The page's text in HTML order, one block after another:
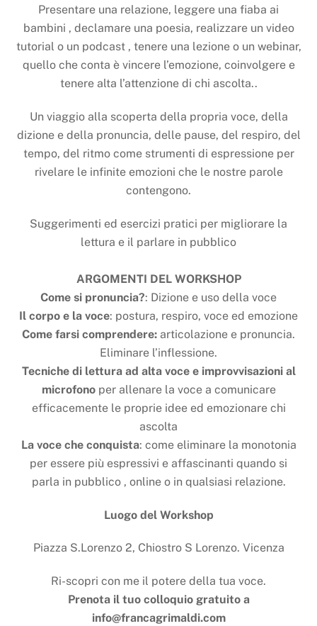
Presentare una relazione, leggere una fiaba ai
bambini , declamare una poesia, realizzare un video
tutorial o un podcast , tenere una lezione o un webinar,
quello che conta è vincere l’emozione, coinvolgere e
tenere alta l’attenzione di chi ascolta..
Un viaggio alla scoperta della propria voce, della
dizione e della pronuncia, delle pause, del respiro, del
tempo, del ritmo come strumenti di espressione per
rivelare le infinite emozioni che le nostre parole
contengono.
Suggerimenti ed esercizi pratici per migliorare la
lettura e il parlare in pubblico
ARGOMENTI DEL WORKSHOP
Come si pronuncia?: Dizione e uso della voce
Il corpo e la voce: postura, respiro, voce ed emozione
Come farsi comprendere: articolazione e pronuncia.
Eliminare l’inflessione.
Tecniche di lettura ad alta voce e improvvisazioni al
microfonoper allenare la voce a comunicare
efficacemente le proprie idee ed emozionare chi
ascolta
La voce che conquista: come eliminare la monotonia
per essere più espressivi e affascinanti quando si
parla in pubblico , online o in qualsiasi relazione.
Luogo del Workshop
Piazza S.Lorenzo 2, Chiostro S Lorenzo. Vicenza
Ri-scopri con me il potere della tua voce.
Prenota il tuo colloquio gratuito a
info@francagrimaldi.com